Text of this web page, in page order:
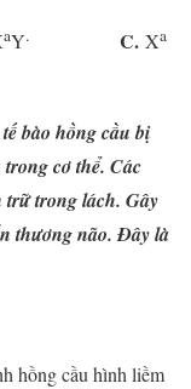
aY. C. Xa
bào hồng cầu bị
cơ thể. Các
trữ trong lách. Gây
thương não. Đây là
hồng cầu hình liềm